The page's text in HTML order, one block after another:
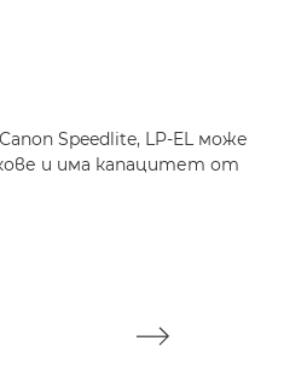
Speedlite, LP-EL може
и има капацитет от